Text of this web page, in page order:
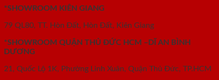
*SHOWROOM KIÊN GIANG
79 QL80, TT. Hòn Đất, Hòn Đất, Kiên Giang
*SHOWROOM QUẬN THỦ ĐỨC HCM –DĨ AN BÌNH
DƯƠNG
21, Quốc Lộ 1K, Phường Linh Xuân, Quận Thủ Đức, TP.HCM